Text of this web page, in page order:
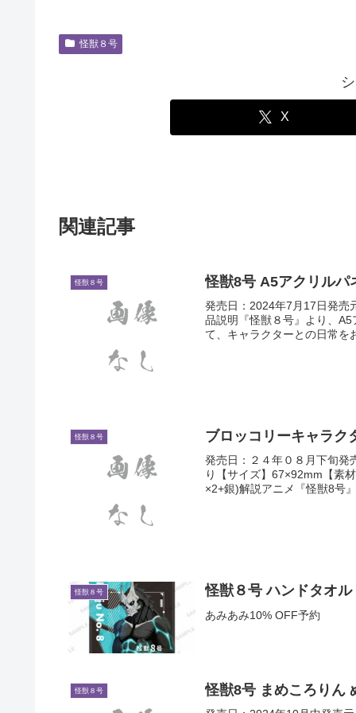
怪獣８号
X
関連記事
怪獣８号 怪獣8号 A5アクリルパ
発売日：2024年7月17日発売
品説明『怪獣８号』より、
て、キャラクターとの日常を
怪獣８号 ブロッコリーキャラク
発売日：２４年０８月下旬発
り【サイズ】67×92mm【素
×2+銀)解説アニメ『怪獣8号
怪獣８号 怪獣８号 ハンドタオル
あみあみ10% OFF予約
怪獣８号 怪獣8号 まめころり